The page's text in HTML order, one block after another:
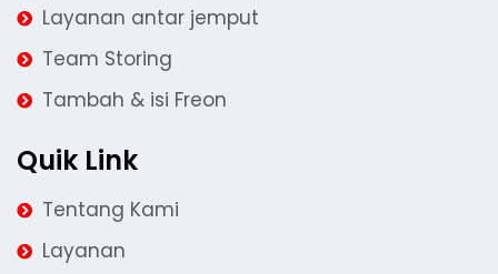
Layanan antar jemput
Team Storing
Tambah & isi Freon
Quik Link
Tentang Kami
Layanan